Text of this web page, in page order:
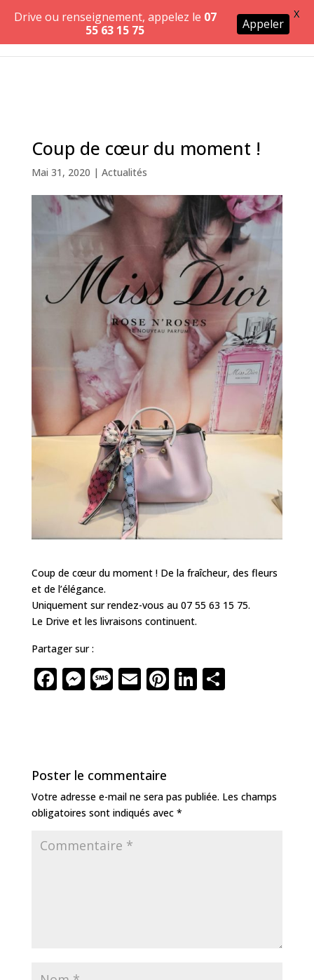
Coup de cœur du moment !
Mai 31, 2020 | Actualités
Coup de cœur du moment ! De la fraîcheur, des fleurs
et de l’élégance.
Uniquement sur rendez-vous au 07 55 63 15 75.
Le Drive et les livraisons continuent.
Partager sur :
F
b
o
o
k
M
n
g
e
r
M
g
e
E Pi
st
Li
n
P
r
Poster le commentaire
Votre adresse e-mail ne sera pas publiée. Les champs
obligatoires sont indiqués avec *
Drive ou renseignement, appelez le 07
55 63 15 75
Appeler
X